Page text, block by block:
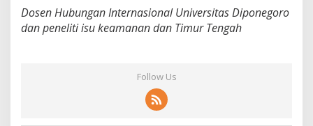
Dosen Hubungan Internasional Universitas Diponegoro
dan peneliti isu keamanan dan Timur Tengah
Follow Us